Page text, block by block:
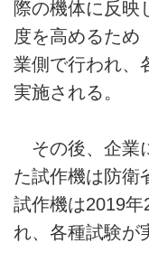
際の機体に反映
度を高めるため
業側で行われ、
実施される。
その後、企業
た試作機は防衛
試作機は2019年
れ、各種試験が